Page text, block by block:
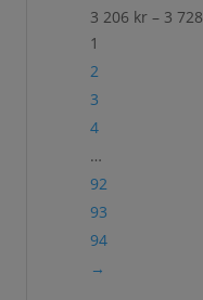
3 206 kr – 3 728
1
2
3
4
…
92
93
94
→